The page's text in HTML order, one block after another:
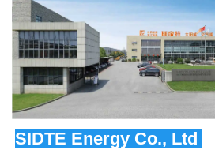
SIDTE Energy Co., Ltd